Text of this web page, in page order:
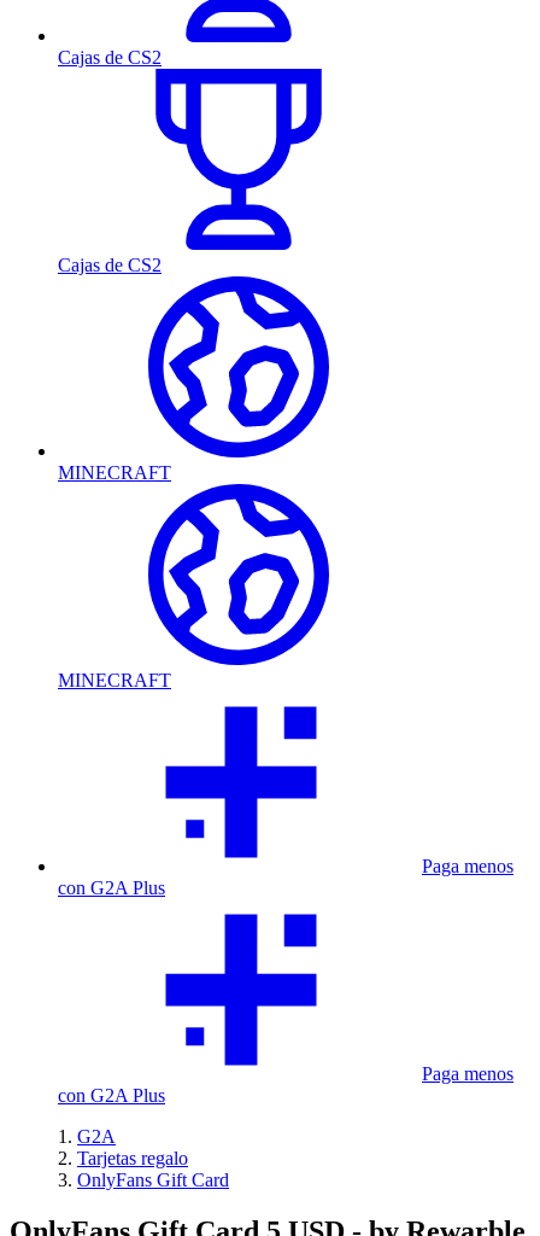
Cajas de CS2
Cajas de CS2
MINECRAFT
MINECRAFT
Paga menos
con G2A Plus
Paga menos
con G2A Plus
G2A
Tarjetas regalo
OnlyFans Gift Card